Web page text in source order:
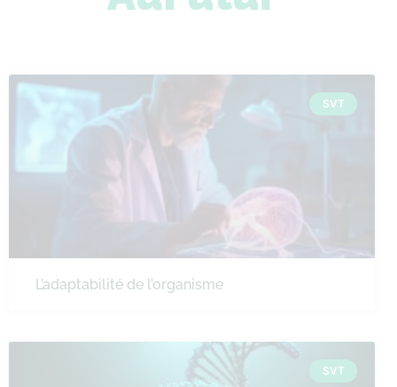
SVT
L’adaptabilité de l’organisme
SVT